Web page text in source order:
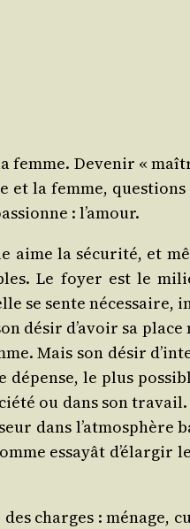
Deve­nir «
la femme,
: l’amour.
la sécu­ri­té, et
Le foyer est le
se sente néces­saire,
d’avoir sa
Mais son désir
dépense, le plus
ou dans son
dans l’atmosphère
essayât d’élargir
charges : ménage,